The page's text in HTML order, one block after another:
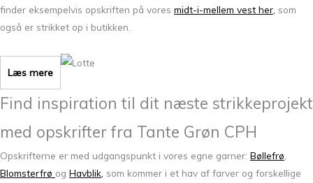
finder eksempelvis opskriften på vores midt-i-mellem vest her, som
også er strikket op i butikken.
Læs mere
Find inspiration til dit næste strikkeprojekt
med opskrifter fra Tante Grøn CPH
Opskrifterne er med udgangspunkt i vores egne garner: Bøllefrø
Blomsterfrø og Havblik som kommer i et hav af farver og forskellige